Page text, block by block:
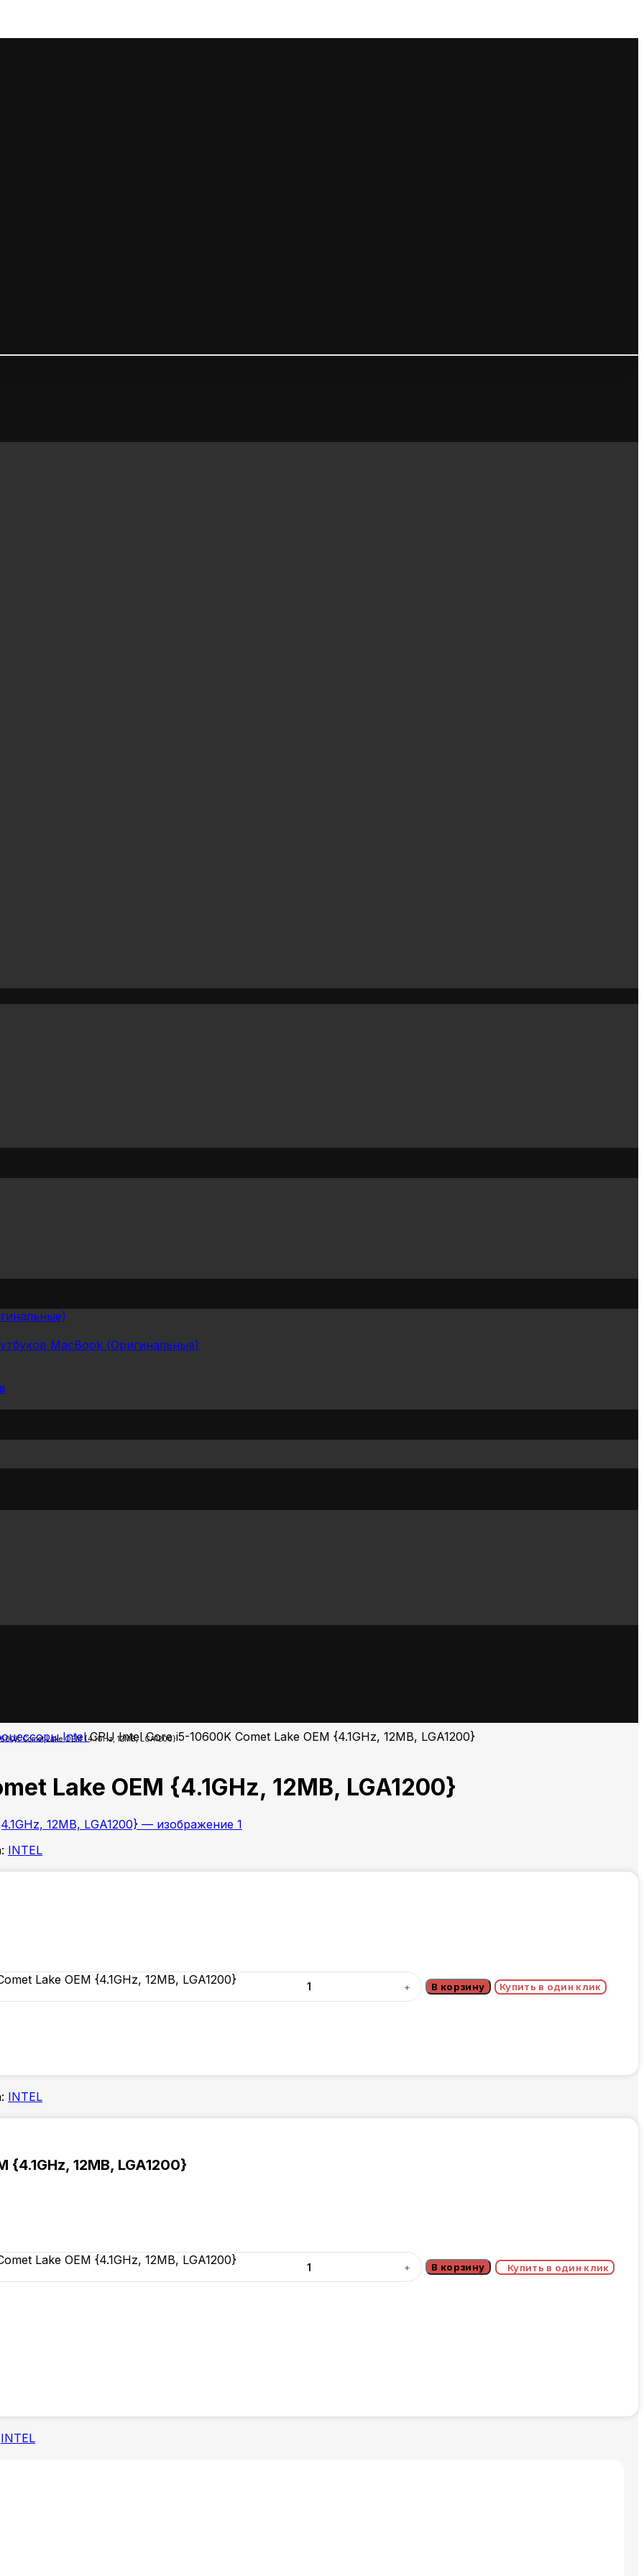
MacBook (Оригинальные)
Comet Lake OEM {4.1GHz, 12MB, LGA1200}
IntelCPU Intel Core i5-10600K Comet Lake OEM {4.1GHz, 12MB, LGA1200}
Lake OEM {4.1GHz, 12MB, LGA1200}
INTEL
Lake OEM {4.1GHz, 12MB, LGA1200} В корзину Купить в один клик
INTEL
12MB, LGA1200}
Lake OEM {4.1GHz, 12MB, LGA1200} В корзину Купить в один клик
INTEL